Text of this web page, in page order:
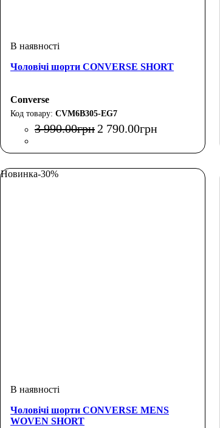
Чоловічі шорти CONVERSE SHORT
Converse
CVM6B305-EG7
3 990.00грн 2 790.00грн
Новинка-30%
Чоловічі шорти CONVERSE MENS
WOVEN SHORT